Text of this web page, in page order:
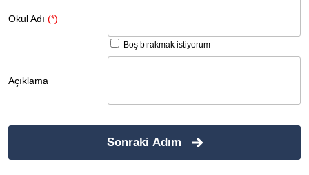
Okul Adı (*)
Boş bırakmak istiyorum
Açıklama
Sonraki Adım